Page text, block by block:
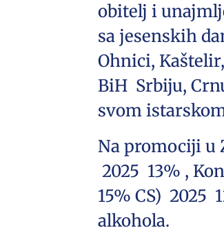
obitelj i
sa jesenskih
Ohnici,
BiH Srbiju,
svom
Na promociji u
2025 13% ,
15% CS) 2025
alkohola.